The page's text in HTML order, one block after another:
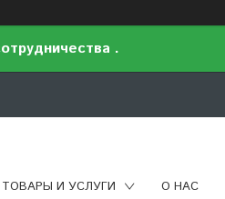
.
ТОВАРЫ И УСЛУГИ О НАС